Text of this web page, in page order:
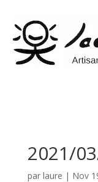
2021/
par laure | Nov